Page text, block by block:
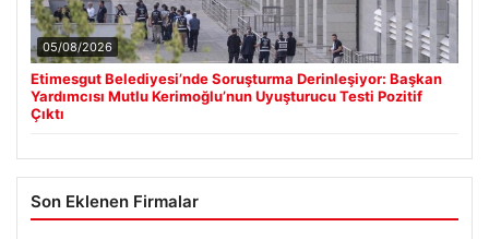
05/08/2026
Etimesgut Belediyesi’nde Soruşturma Derinleşiyor: Başkan
Yardımcısı Mutlu Kerimoğlu’nun Uyuşturucu Testi Pozitif
Çıktı
Son Eklenen Firmalar